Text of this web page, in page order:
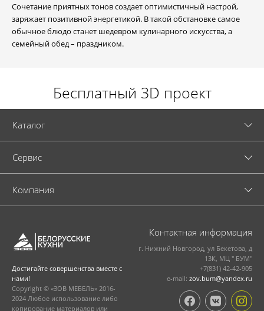
Сочетание приятных тонов создает оптимистичный настрой,
заряжает позитивной энергетикой. В такой обстановке самое
обычное блюдо станет шедевром кулинарного искусства, а
семейный обед – праздником.
Бесплатный 3D проект
Достигайте совершенства вместе с
нами!
Copyright © «ЗОВ МЕБЕЛЬ» 2016-
2024 Любое использование либо
копирование материалов или
Каталог
Cервис
Компания
Контактная информация
г. Нижний Новгород, ул Бекетова, д
13К, МЦ " БУМ"
+7(831) 42-42-905
e-mail: zov.bum@yandex.ru